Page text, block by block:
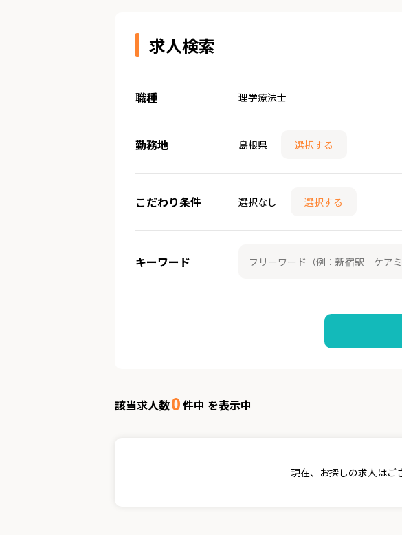
求人検索
職種 理学療法士
勤務地 島根県 選択する
こだわり条件 選択なし 選択する
キーワード
該当求人数0件中 を表示中
現在、お探しの求人はご